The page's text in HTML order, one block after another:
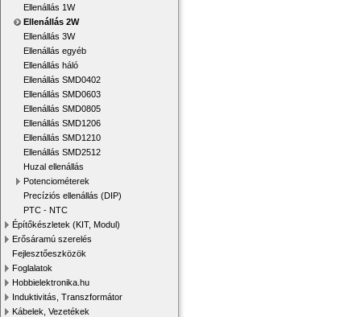
Ellenállás 1W
Ellenállás 2W
Ellenállás 3W
Ellenállás egyéb
Ellenállás háló
Ellenállás SMD0402
Ellenállás SMD0603
Ellenállás SMD0805
Ellenállás SMD1206
Ellenállás SMD1210
Ellenállás SMD2512
Huzal ellenállás
Potenciométerek
Precíziós ellenállás (DIP)
PTC - NTC
Építőkészletek (KIT, Modul)
Erősáramú szerelés
Fejlesztőeszközök
Foglalatok
Hobbielektronika.hu
Induktivitás, Transzformátor
Kábelek, Vezetékek